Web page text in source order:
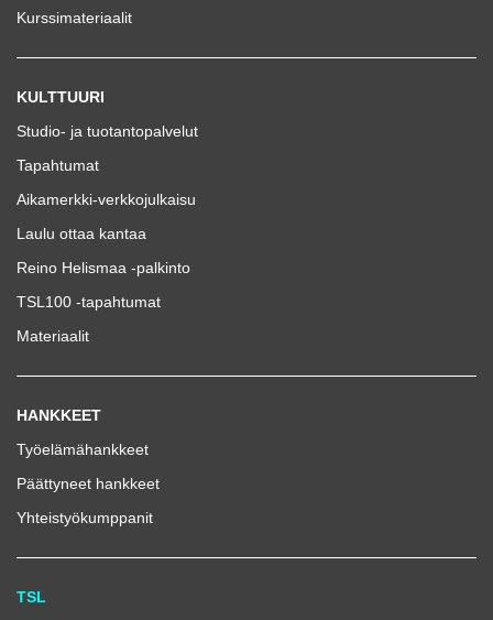
Kurssimateriaalit
KULTTUURI
Studio- ja tuotantopalvelut
Tapahtumat
Aikamerkki-verkkojulkaisu
Laulu ottaa kantaa
Reino Helismaa -palkinto
TSL100 -tapahtumat
Materiaalit
HANKKEET
Työelämähankkeet
Päättyneet hankkeet
Yhteistyökumppanit
TSL